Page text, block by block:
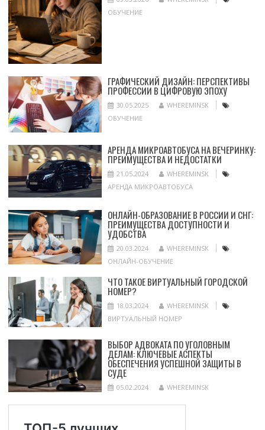
ОБУЧЕНИЕ
ГРАФИЧЕСКИЙ ДИЗАЙН: ПЕРСПЕКТИВЫ
ПРОФЕССИИ В ЦИФРОВУЮ ЭПОХУ
30.05.2025
WHEREMINSK
ОБУЧЕНИЕ
АРЕНДА МИКРОАВТОБУСА НА ВЕЧЕРИНКУ:
ПРЕИМУЩЕСТВА И НЕДОСТАТКИ
21.05.2024
WHEREMINSK
АРЕНДА МИКРОАВТОБУСА
ОНЛАЙН-ОБРАЗОВАНИЕ В РОССИИ И СНГ:
ПРЕИМУЩЕСТВА ДОСТУПНОСТИ И
УДОБСТВА
20.03.2024
WHEREMINSK
ОНЛАЙН-ОБУЧЕНИЕ
ЧТО ТАКОЕ ВИРТУАЛЬНЫЙ ГОРОДСКОЙ
НОМЕР?
18.03.2024
WHEREMINSK
ВИРТУАЛЬНЫЙ НОМЕР
ВЫБОР АДВОКАТА ПО УГОЛОВНЫМ
ДЕЛАМ: КЛЮЧЕВЫЕ АСПЕКТЫ
ОБЕСПЕЧЕНИЯ УСПЕШНОЙ ЗАЩИТЫ В
СУДЕ
05.02.2024 WHEREMINSK